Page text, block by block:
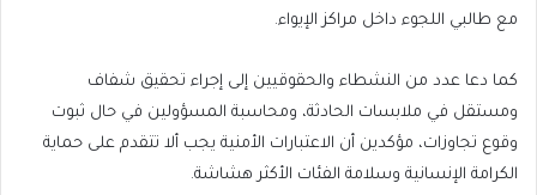
مع طالبي اللجوء داخل مراكز الإيواء.
كما دعا عدد من النشطاء والحقوقيين إلى إجراء تحقيق شفاف
ومستقل في ملابسات الحادثة، ومحاسبة المسؤولين في حال ثبوت
وقوع تجاوزات، مؤكدين أن الاعتبارات الأمنية يجب ألا تتقدم على حماية
الكرامة الإنسانية وسلامة الفئات الأكثر هشاشة.